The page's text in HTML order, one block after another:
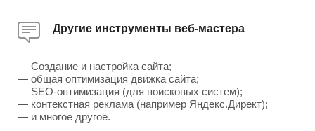
Другие инструменты веб-мастера
— Создание и настройка сайта;
— общая оптимизация движка сайта;
— SEO-оптимизация (для поисковых систем);
— контекстная реклама (например Яндекс.Директ);
— и многое другое.